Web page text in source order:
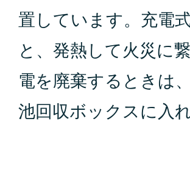
置しています。充電
と、発熱して火災に
電を廃棄するときは
池回収ボックスに入